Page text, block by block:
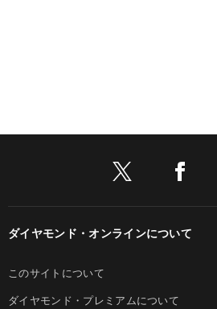
ダイヤモンド・オンラインについて
このサイトについて
ダイヤモンド・プレミアムについて